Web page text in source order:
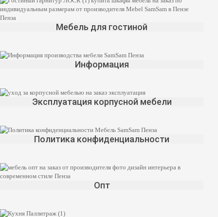
Мебель для гостиной
Информация
Эксплуатация корпусной мебели
Политика конфиденциальности
Опт